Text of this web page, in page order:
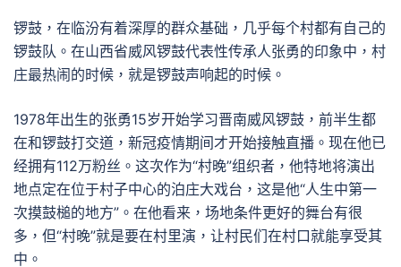
锣鼓，在临汾有着深厚的群众基础，几乎每个村都有自己的
锣鼓队。在山西省威风锣鼓代表性传承人张勇的印象中，村
庄最热闹的时候，就是锣鼓声响起的时候。
1978年出生的张勇15岁开始学习晋南威风锣鼓，前半生都
在和锣鼓打交道，新冠疫情期间才开始接触直播。现在他已
经拥有112万粉丝。这次作为“村晚”组织者，他特地将演出
地点定在位于村子中心的泊庄大戏台，这是他“人生中第一
次摸鼓槌的地方”。在他看来，场地条件更好的舞台有很
多，但“村晚”就是要在村里演，让村民们在村口就能享受其
中。